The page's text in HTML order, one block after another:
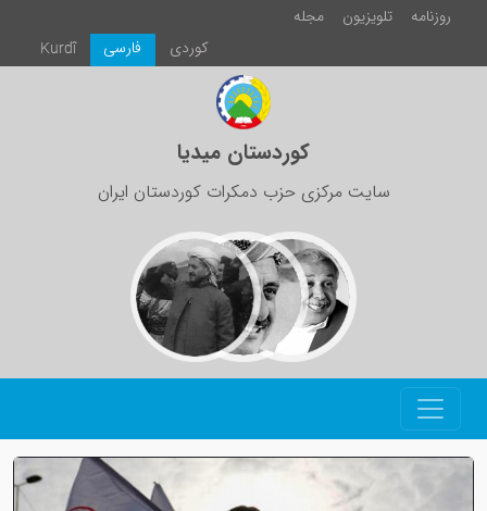
روزنامە تلویزیون
مجلە
Kurdî
فارسی كوردی
کوردستان میدیا
سایت مرکزی حزب دمکرات کوردستان ایران